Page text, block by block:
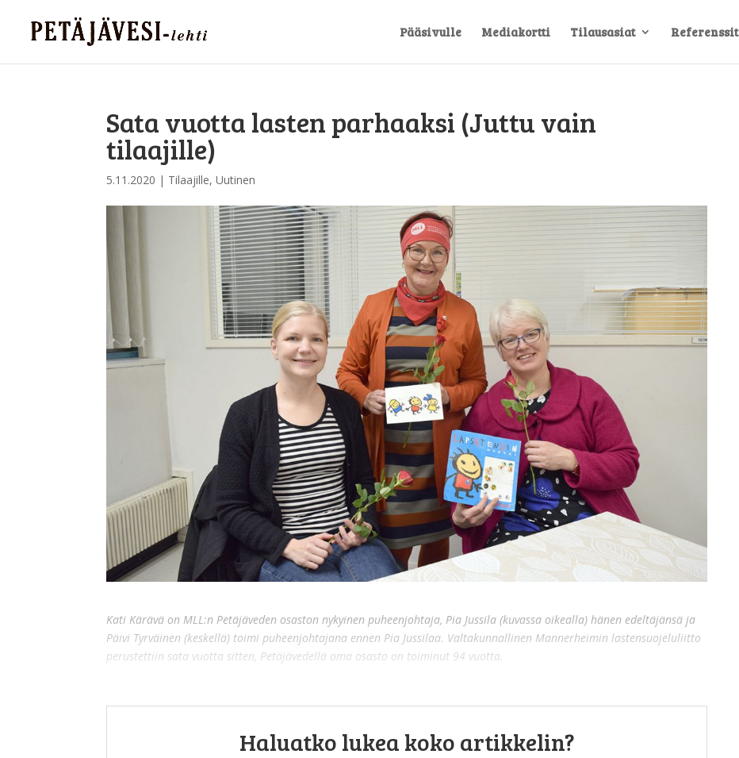
Pääsivulle Mediakortti Tilausasiat Referenssit
Sata vuotta lasten parhaaksi (Juttu vain
tilaajille)
5.11.2020 | Tilaajille,Uutinen
Kati Kärävä on MLL:n Petäjäveden osaston nykyinen puheenjohtaja, Pia Jussila (kuvassa oikealla) hänen edeltäjänsä ja
Päivi Tyrväinen (keskellä) toimi puheenjohtajana ennen Pia Jussilaa. Valtakunnallinen Mannerheimin lastensuojeluliitto
perustettiin sata vuotta sitten, Petäjävedellä oma osasto on toiminut 94 vuotta.
Haluatko lukea koko artikkelin?